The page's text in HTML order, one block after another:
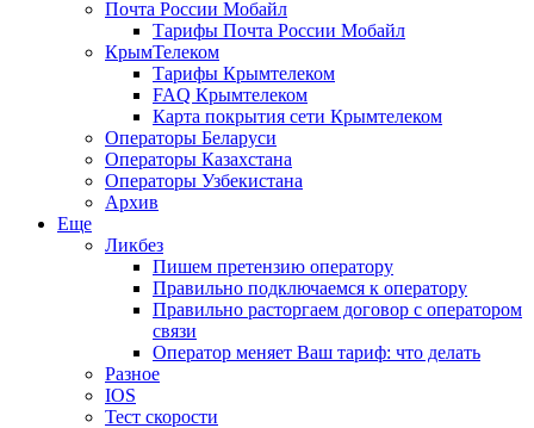
Почта России Мобайл
Тарифы Почта России Мобайл
КрымТелеком
Тарифы Крымтелеком
FAQ Крымтелеком
Карта покрытия сети Крымтелеком
Операторы Беларуси
Операторы Казахстана
Операторы Узбекистана
Архив
Еще
Ликбез
Пишем претензию оператору
Правильно подключаемся к оператору
Правильно расторгаем договор с оператором
связи
Оператор меняет Ваш тариф: что делать
Разное
IOS
Тест скорости